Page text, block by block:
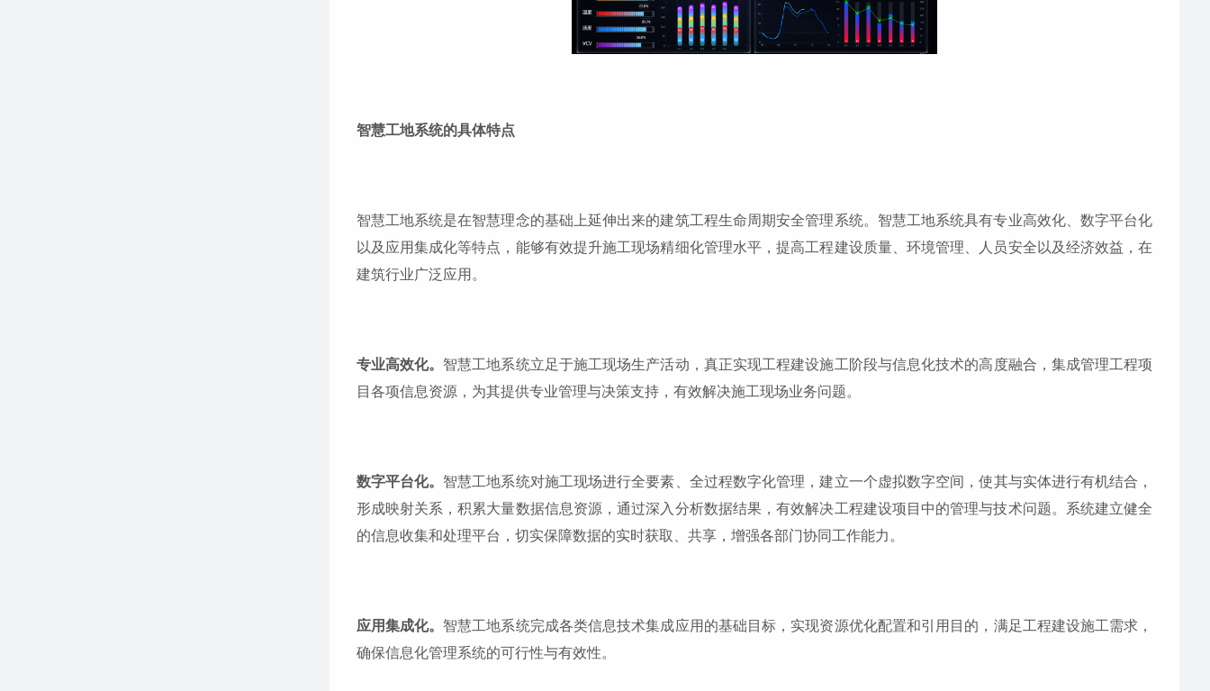
智慧工地系统的具体特点
智慧工地系统是在智慧理念的基础上延伸出来的建筑工程生命周期安全管理系统。智慧工地系统具有专业高效化、数字平台化
以及应用集成化等特点，能够有效提升施工现场精细化管理水平，提高工程建设质量、环境管理、人员安全以及经济效益，在
建筑行业广泛应用。
专业高效化。 智慧工地系统立足于施工现场生产活动，真正实现工程建设施工阶段与信息化技术的高度融合，集成管理工程项
目各项信息资源，为其提供专业管理与决策支持，有效解决施工现场业务问题。
数字平台化。 智慧工地系统对施工现场进行全要素、全过程数字化管理，建立一个虚拟数字空间，使其与实体进行有机结合，
形成映射关系，积累大量数据信息资源，通过深入分析数据结果，有效解决工程建设项目中的管理与技术问题。系统建立健全
的信息收集和处理平台，切实保障数据的实时获取、共享，增强各部门协同工作能力。
应用集成化。 智慧工地系统完成各类信息技术集成应用的基础目标，实现资源优化配置和引用目的，满足工程建设施工需求，
确保信息化管理系统的可行性与有效性。